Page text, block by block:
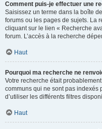
Comment puis-je effectuer une
Saisissez un terme dans la boîte
forums ou les pages de sujets. La
cliquant sur le lien « Recherche
forum. L’accès à la recherche
Haut
Pourquoi ma recherche ne
Votre recherche était
communs qui ne sont pas indexés
d’utiliser les différents filtres
Haut